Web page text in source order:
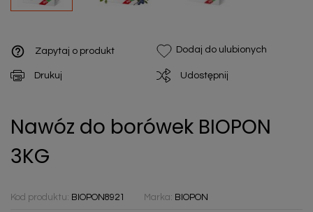
help_outline Zapytaj o produkt Dodaj do ulubionych
Drukuj Udostępnij
Nawóz do borówek BIOPON
3KG
Kod produktu: BIOPON8921 Marka: BIOPON